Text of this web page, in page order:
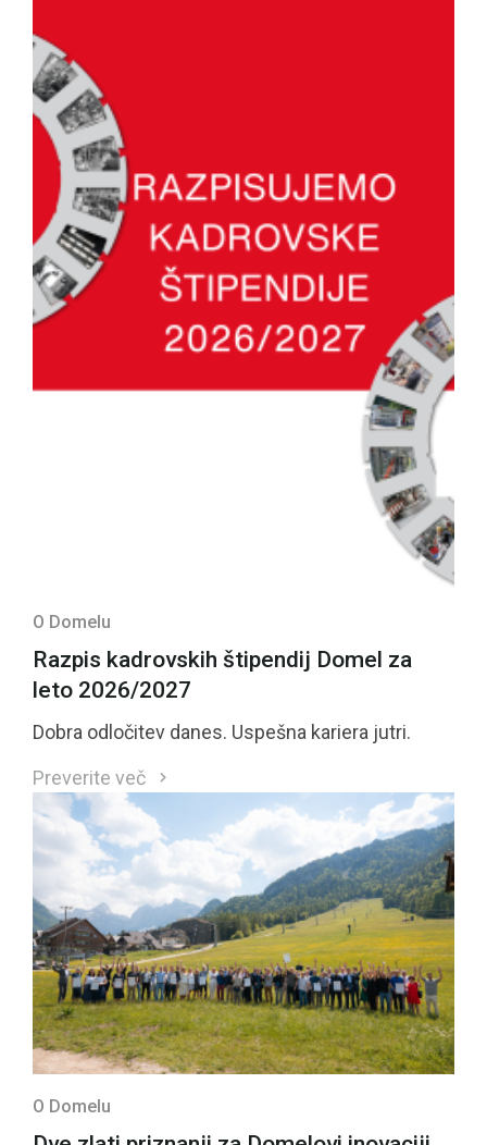
O Domelu
Razpis kadrovskih štipendij Domel za
leto 2026/2027
Dobra odločitev danes. Uspešna kariera jutri.
Preverite več
O Domelu